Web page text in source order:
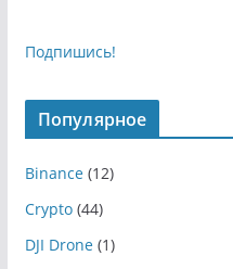
Подпишись!
Популярное
Binance(12)
Crypto(44)
DJI Drone(1)